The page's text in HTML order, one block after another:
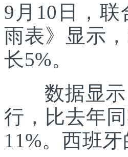
9月10日，
雨表》显示
长5%。
数据显示
行，比去年
11%。西班